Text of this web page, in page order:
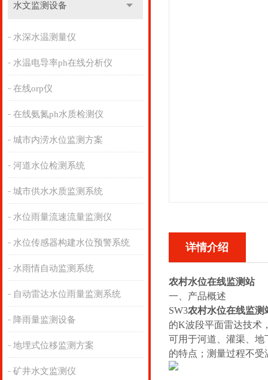
水文监测设备
水深水温测量仪
水温电导率ph在线分析仪
在线orp仪
在线氨氮ph水质检测仪
城市内涝水位监测方案
河道水位检测系统
城市供水水质监测系统
水位雨量流速流量监测仪
水位传感器构建水位预警系统
水雨情自动监测系统
自动雷达水位雨量监测系统
降雨量监测设备
地埋式位移监测方案
矿井水文监测仪
详情介绍
农村水位在线监测站
一、产品概述
SW3农村水位在线监测
的K波段平面雷达技术
可用于河道、灌渠、
的特点；测量过程不